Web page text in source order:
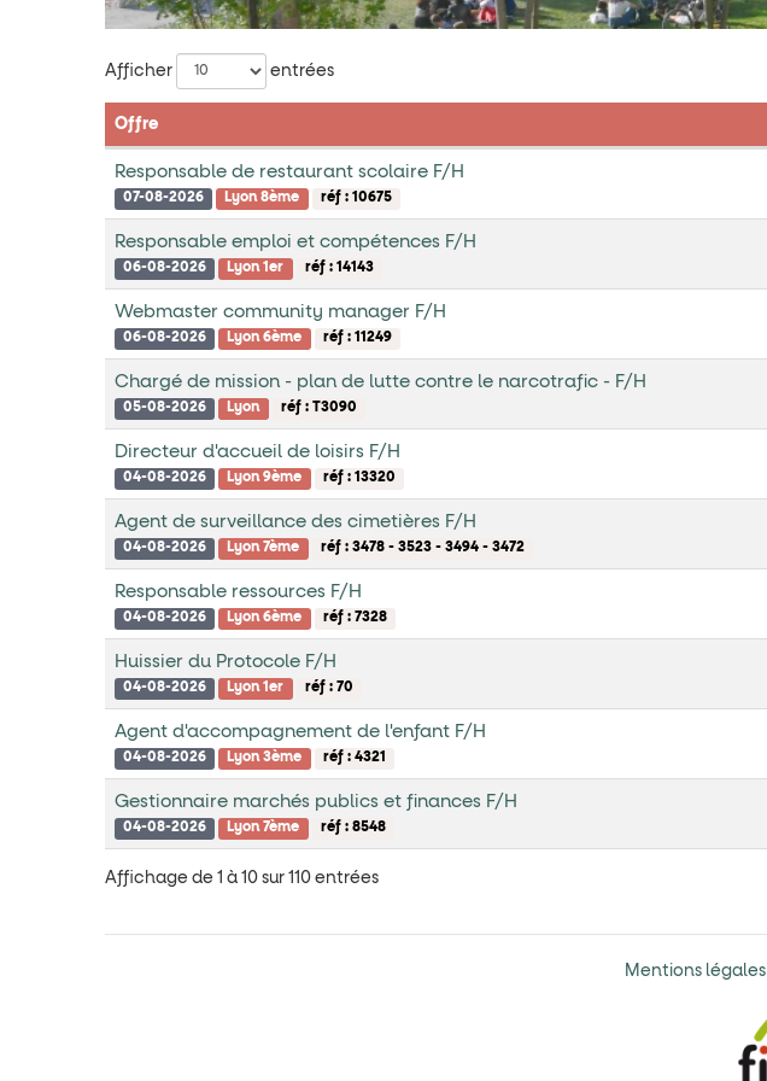
Liste
des
offres
Afficher entrées
Offre
Responsable de restaurant scolaire F/H
07-08-2026 Lyon 8ème réf : 10675
Responsable emploi et compétences F/H
06-08-2026 Lyon 1er réf : 14143
Webmaster community manager F/H
06-08-2026 Lyon 6ème réf : 11249
Chargé de mission - plan de lutte contre le narcotrafic - F/H
05-08-2026 Lyon réf : T3090
Directeur d'accueil de loisirs F/H
04-08-2026 Lyon 9ème réf : 13320
Agent de surveillance des cimetières F/H
04-08-2026 Lyon 7ème réf : 3478 - 3523 - 3494 - 3472
Responsable ressources F/H
04-08-2026 Lyon 6ème réf : 7328
Huissier du Protocole F/H
04-08-2026 Lyon 1er réf : 70
Agent d'accompagnement de l'enfant F/H
04-08-2026 Lyon 3ème réf : 4321
Gestionnaire marchés publics et finances F/H
04-08-2026 Lyon 7ème réf : 8548
Affichage de 1 à 10 sur 110 entrées
Mentions légales